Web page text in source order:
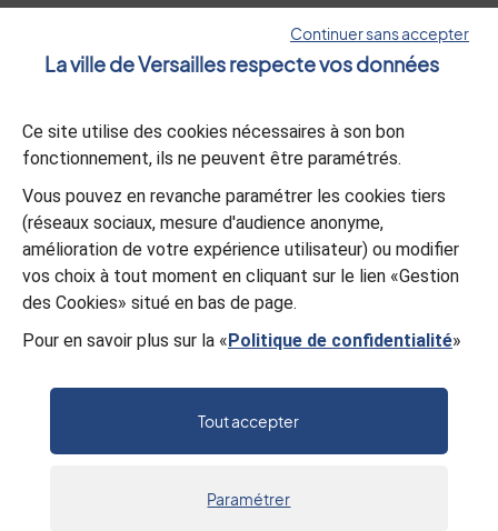
S’abonner
L’appli Versailles
Télécharger
© Mairie de Versailles
Politique de confidentialité
Mentions légales
Continuer sans accepter
La ville de Versailles respecte vos données
Ce site utilise des cookies nécessaires à son bon
fonctionnement, ils ne peuvent être paramétrés.
Vous pouvez en revanche paramétrer les cookies tiers
(réseaux sociaux, mesure d'audience anonyme,
amélioration de votre expérience utilisateur) ou modifier
vos choix à tout moment en cliquant sur le lien «Gestion
des Cookies» situé en bas de page.
Pour en savoir plus sur la «Politique de confidentialité»
Tout accepter
Paramétrer